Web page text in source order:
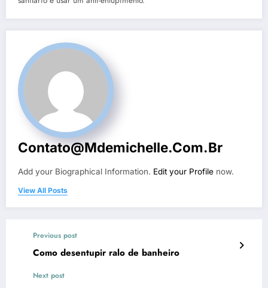
Contato@mdemichelle.com.br
Add your Biographical Information. Edit your Profile now.
View All Posts
Previous post
Como desentupir ralo de banheiro
Next post